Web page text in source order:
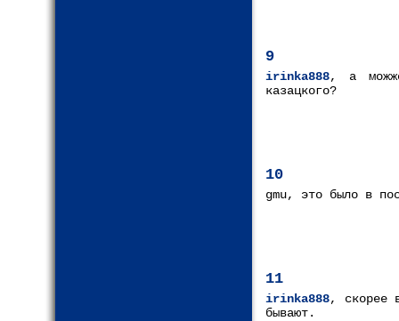
9
irinka888, а
казацкого?
10
gmu, это было в
11
irinka888, скорее
бывают.